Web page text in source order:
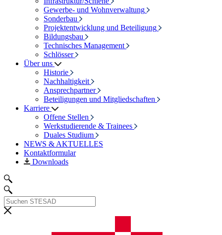
Gewerbe- und Wohnverwaltung
Sonderbau
Projektentwicklung und Beteiligung
Bildungsbau
Technisches Management
Schlösser
Über uns
Historie
Nachhaltigkeit
Ansprechpartner
Beteiligungen und Mitgliedschaften
Karriere
Offene Stellen
Werkstudierende & Trainees
Duales Studium
NEWS & AKTUELLES
Kontaktformular
Downloads